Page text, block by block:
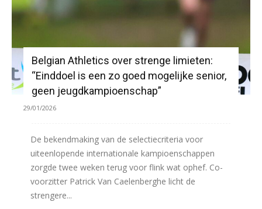
Belgian Athletics over strenge limieten:
“Einddoel is een zo goed mogelijke senior,
geen jeugdkampioenschap”
29/01/2026
De bekendmaking van de selectiecriteria voor
uiteenlopende internationale kampioenschappen
zorgde twee weken terug voor flink wat ophef. Co-
voorzitter Patrick Van Caelenberghe licht de
strengere...